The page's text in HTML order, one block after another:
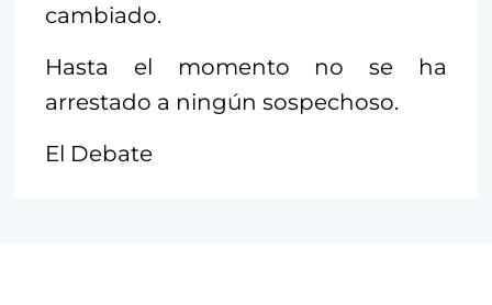
cambiado.
Hasta el momento no se ha
arrestado a ningún sospechoso.
El Debate